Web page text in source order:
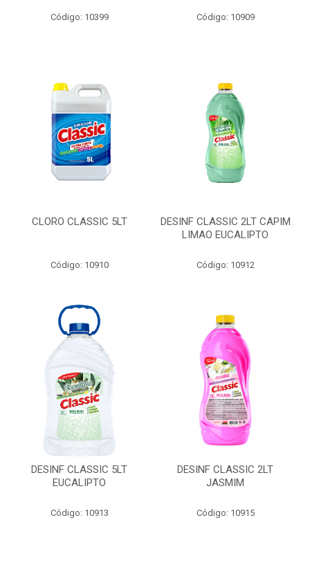
Código: 10399 Código: 10909
CLORO CLASSIC 5LT
Código: 10910
DESINF CLASSIC 2LT CAPIM
LIMAO EUCALIPTO
Código: 10912
DESINF CLASSIC 5LT
EUCALIPTO
Código: 10913
DESINF CLASSIC 2LT
JASMIM
Código: 10915